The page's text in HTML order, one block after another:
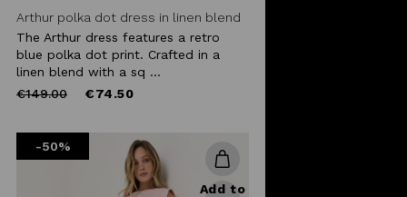
Arthur polka dot dress in linen blend
The Arthur dress features a retro
blue polka dot print. Crafted in a
linen blend with a sq ...
Price
€149.00to €74.50
-50%
Add to